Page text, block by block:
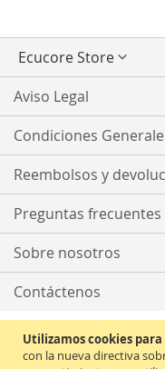
Utilizamos cookies
con la nueva directiva
tiendaEcucore Store
Aviso Legal
Condiciones
Reembolsos y
Preguntas frecuentes
Sobre nosotros
Contáctenos